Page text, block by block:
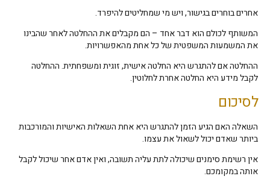
אחרים בוחרים בגישור, ויש מי שמחליטים להיפרד.
המשותף לכולם הוא דבר אחד – הם מקבלים את ההחלטה לאחר שהבינו
את המשמעות המשפטית של כל אחת מהאפשרויות.
ההחלטה אם להתגרש היא החלטה אישית, זוגית ומשפחתית. ההחלטה
לקבל מידע היא החלטה אחרת לחלוטין.
לסיכום
השאלה האם הגיע הזמן להתגרש היא אחת השאלות האישיות והמורכבות
ביותר שאדם יכול לשאול את עצמו.
אין רשימת סימנים שיכולה לתת עליה תשובה, ואין אדם אחר שיכול לקבל
אותה במקומכם.